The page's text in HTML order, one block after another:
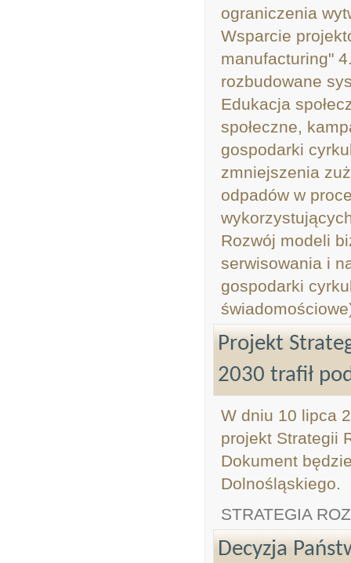
ograniczenia
Wsparcie
manufacturing"
rozbudowane
Edukacja
społeczne,
gospodarki
zmniejszenia
odpadów w
Rozwój modeli
serwisowania i
gospodarki
Projekt
2030 trafił
W dniu 10 lipca
projekt Strategii
Dokument
Dolnośląskiego.
STRATEGIA
Decyzja